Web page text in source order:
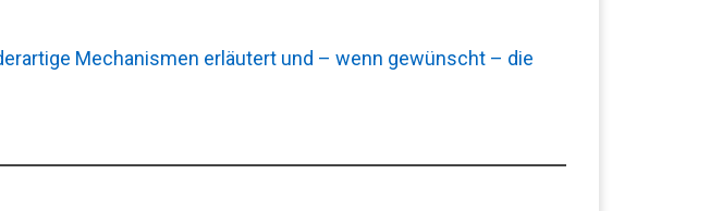
Mechanismen erläutert und – wenn gewünscht – die